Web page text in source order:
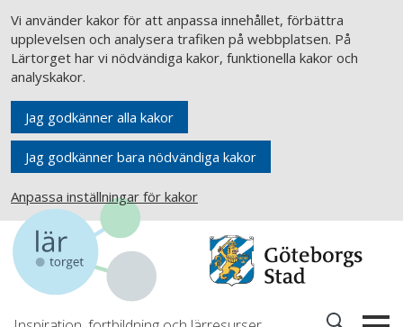
Vi använder kakor för att anpassa innehållet, förbättra
upplevelsen och analysera trafiken på webbplatsen. På
Lärtorget har vi nödvändiga kakor, funktionella kakor och
analyskakor.
Jag godkänner alla kakor
Jag godkänner bara nödvändiga kakor
Anpassa inställningar för kakor